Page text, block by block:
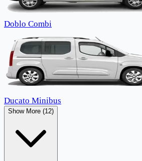
Doblo Combi
Ducato Minibus
Show More (12)